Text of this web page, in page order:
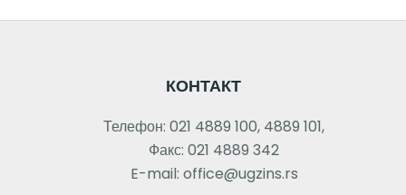
КОНТАКТ
Телефон: 021 4889 100, 4889 101,
Факс: 021 4889 342
E-mail: office@ugzins.rs